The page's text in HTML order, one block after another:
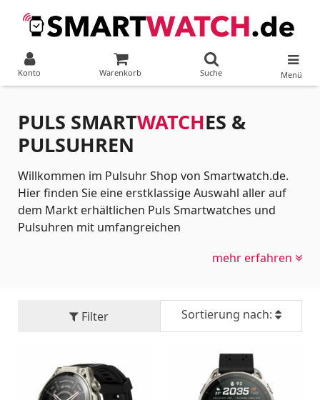
Konto Warenkorb Suche Menü
PULS SMARTWATCHES &
PULSUHREN
Willkommen im Pulsuhr Shop von Smartwatch.de.
Hier finden Sie eine erstklassige Auswahl aller auf
dem Markt erhältlichen Puls Smartwatches und
Pulsuhren mit umfangreichen
Herzfrequenzmessung ist das absolute Fundament
der Ihren Herzschlag in den Mittelpunkt stellt.
mehr erfahren
Filter Sortierung nach: